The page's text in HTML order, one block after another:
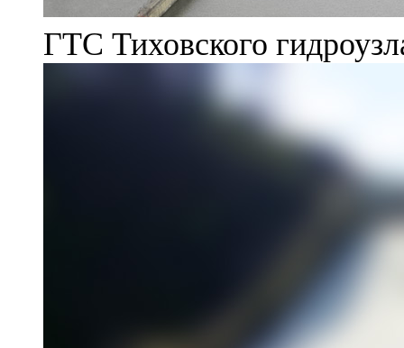
ГТС Тиховского